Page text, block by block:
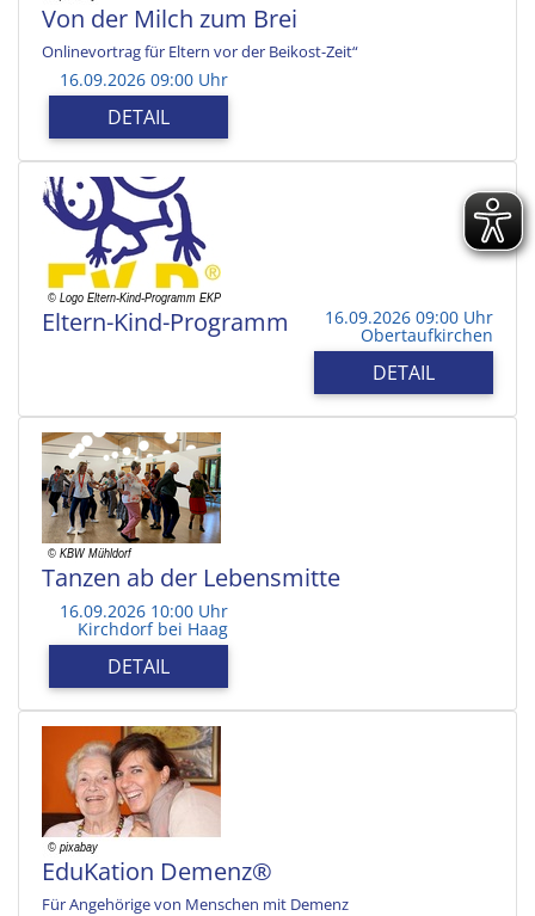
Von der Milch zum Brei
Onlinevortrag für Eltern vor der Beikost-Zeit“
16.09.2026 09:00 Uhr
DETAIL
Eltern-Kind-Programm 16.09.2026 09:00 Uhr
Obertaufkirchen
DETAIL
Tanzen ab der Lebensmitte
16.09.2026 10:00 Uhr
Kirchdorf bei Haag
DETAIL
EduKation Demenz®
Für Angehörige von Menschen mit Demenz